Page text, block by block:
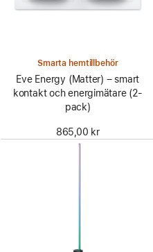
Smarta hemtillbehör
Eve Energy (Matter) – smart
kontakt och energimätare (2-
pack)
865,00 kr